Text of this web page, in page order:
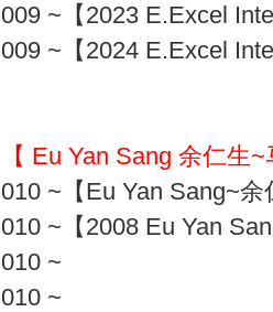
009 ~【2023 E.Excel
009 ~【2024 E.Excel
【 Eu Yan Sang 余仁生
010 ~【Eu Yan Sang~余
010 ~【2008 Eu Yan
010 ~
010 ~